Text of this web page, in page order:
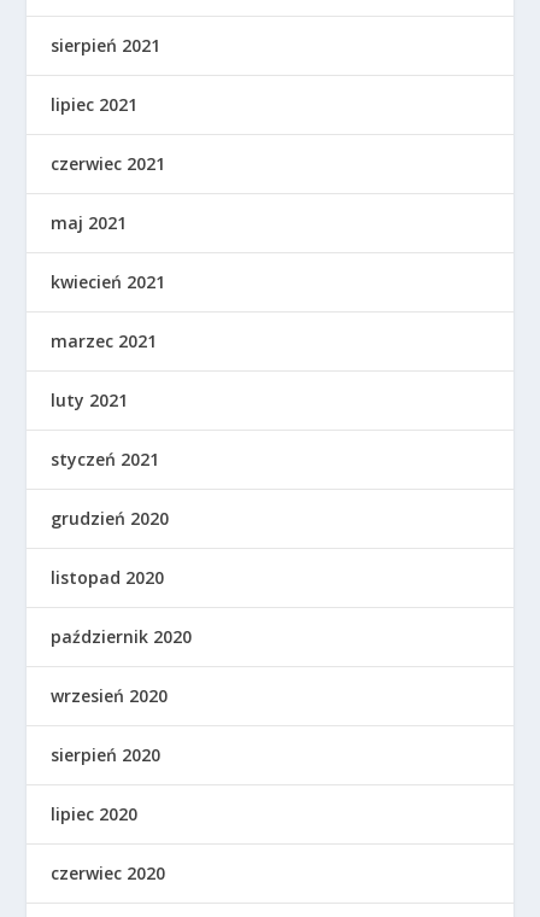
sierpień 2021
lipiec 2021
czerwiec 2021
maj 2021
kwiecień 2021
marzec 2021
luty 2021
styczeń 2021
grudzień 2020
listopad 2020
październik 2020
wrzesień 2020
sierpień 2020
lipiec 2020
czerwiec 2020